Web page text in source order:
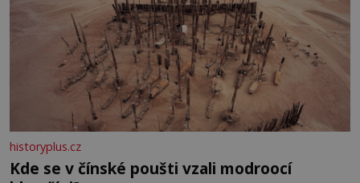
historyplus.cz
Kde se v čínské poušti vzali modroocí